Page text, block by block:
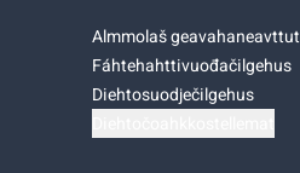
Almmolaš geavahaneavttut
Fáhtehahttivuođačilgehus
Diehtosuodječilgehus